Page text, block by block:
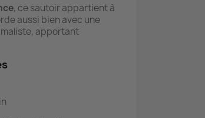
, ce sautoir appartient à
aussi bien avec une
apportant